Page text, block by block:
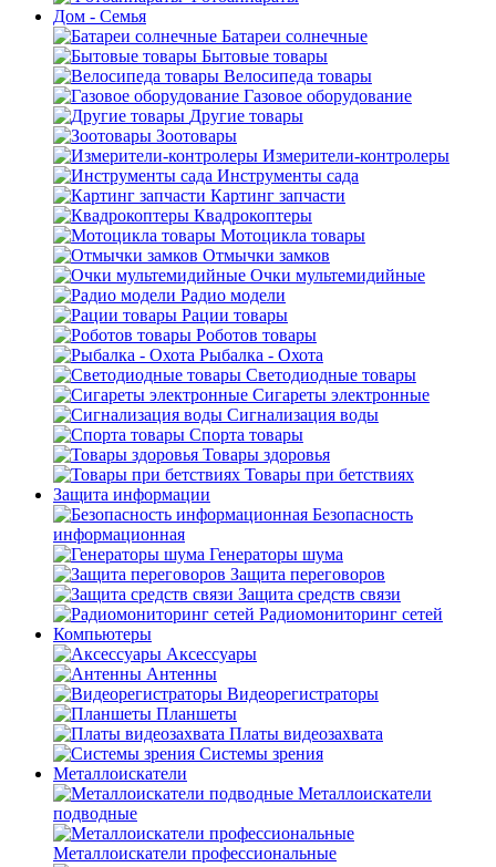
Дом - Семья
Батареи солнечные
Бытовые товары
Велосипеда товары
Газовое оборудование
Другие товары
Зоотовары
Измерители-контролеры
Инструменты сада
Картинг запчасти
Квадрокоптеры
Мотоцикла товары
Отмычки замков
Очки мультемидийные
Радио модели
Рации товары
Роботов товары
Рыбалка - Охота
Светодиодные товары
Сигареты электронные
Сигнализация воды
Спорта товары
Товары здоровья
Товары при бетствиях
Защита информации
Безопасность
информационная
Генераторы шума
Защита переговоров
Защита средств связи
Радиомониторинг сетей
Компьютеры
Аксессуары
Антенны
Видеорегистраторы
Планшеты
Платы видеозахвата
Системы зрения
Металлоискатели
Металлоискатели
подводные
Металлоискатели профессиональные